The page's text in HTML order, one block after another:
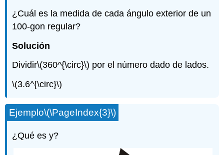
¿Cuál es la medida de cada ángulo exterior de un
100-gon regular?
Solución
Dividir\(360^{\circ}\) por el número dado de lados.
\(3.6^{\circ}\)
Ejemplo\(\PageIndex{3}\)
¿Qué es y?